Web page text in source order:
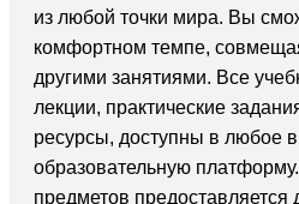
из любой точки мира. Вы
комфортном темпе,
другими занятиями. Все
лекции, практические
ресурсы, доступны в любое
образовательную
предметов предоставляется